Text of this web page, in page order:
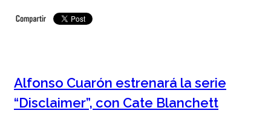
Alfonso Cuarón estrenará la serie
“Disclaimer”, con Cate Blanchett